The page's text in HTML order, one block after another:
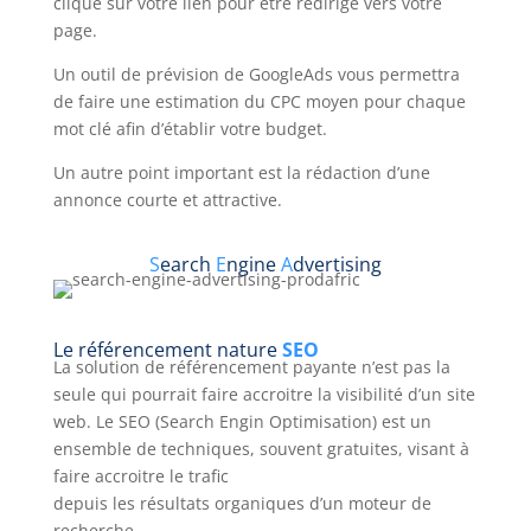
page.
Un outil de prévision de GoogleAds vous permettra
de faire une estimation du CPC moyen pour chaque
mot clé afin d’établir votre budget.
Un autre point important est la rédaction d’une
annonce courte et attractive.
Search EngineAdvertising
Le référencement natureSEO
La solution de référencement payante n’est pas la
seule qui pourrait faire accroitre la visibilité d’un site
web. Le SEO (Search Engin Optimisation) est un
ensemble de techniques, souvent gratuites, visant à
faire accroitre le trafic
depuis les résultats organiques d’un moteur de